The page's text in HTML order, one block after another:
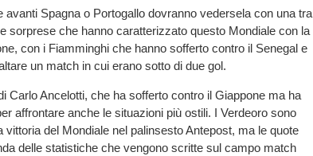
avanti Spagna o Portogallo dovranno vedersela con una tra
sorprese che hanno caratterizzato questo Mondiale con la
con i Fiamminghi che hanno sofferto contro il Senegal e
un match in cui erano sotto di due gol.
Carlo Ancelotti, che ha sofferto contro il Giappone ma ha
affrontare anche le situazioni più ostili. I Verdeoro sono
vittoria del Mondiale nel palinsesto Antepost, ma le quote
delle statistiche che vengono scritte sul campo match